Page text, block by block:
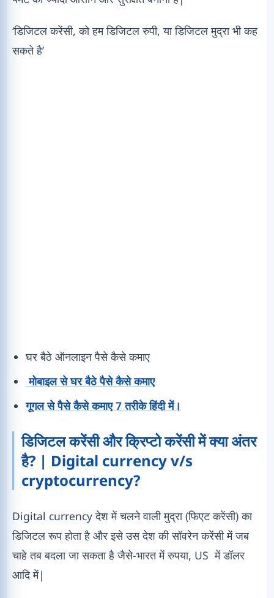
‘डिजिटल करेंसी, को हम डिजिटल रुपी, या डिजिटल मुद्रा भी कह
सकते है’
घर बैठे ऑनलाइन पैसे कैसे कमाए
मोबाइल से घर बैठे पैसे कैसे कमाए
गूगल से पैसे कैसे कमाए 7 तरीके हिंदी में।
डिजिटल करेंसी और क्रिप्टो करेंसी में क्या अंतर
है? | Digital currency v/s
cryptocurrency?
Digital currency देश में चलने वाली मुद्रा (फिएट करेंसी) का
डिजिटल रूप होता है और इसे उस देश की सॉवरेन करेंसी में जब
चाहे तब बदला जा सकता है जैसे-भारत में रुपया, US में डॉलर
आदि में|